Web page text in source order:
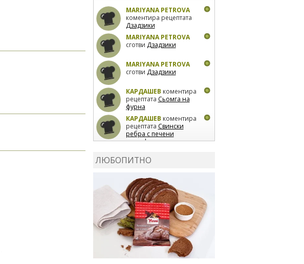
MARIYANA PETROVA
коментира рецептата
Дзадзики
MARIYANA PETROVA
сготви Дзадзики
MARIYANA PETROVA
сготви Дзадзики
КАРДАШЕВ коментира
рецептата Сьомга на
фурна
КАРДАШЕВ коментира
рецептата Свински
ребра с печени
картофи
лимон
коментира рецептата
Киноа със зеленчуци
ЛЮБОПИТНО